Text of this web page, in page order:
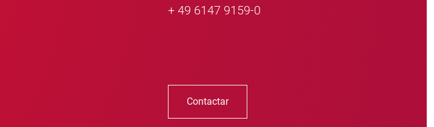
+ 49 6147 9159-0
Contactar